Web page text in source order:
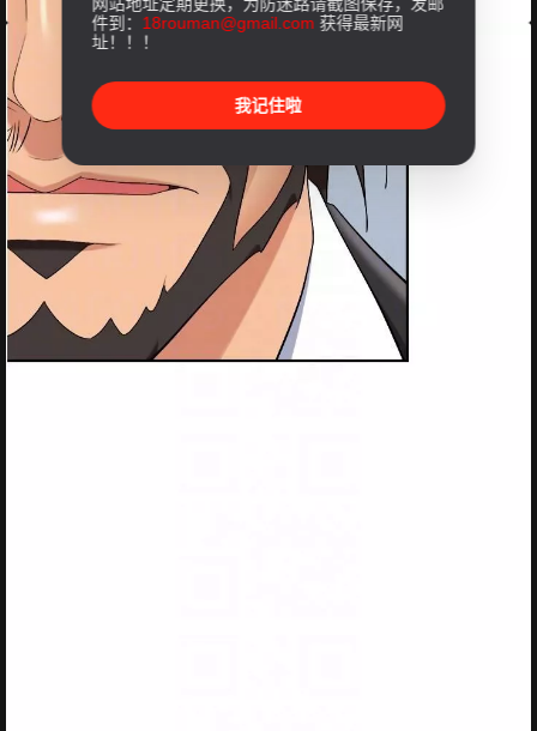
件到： 18rouman@gmail.com 获得最新网
址！！！
我记住啦